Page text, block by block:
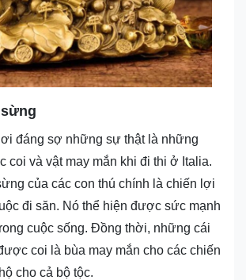
đáng sợ những sự thật là những
coi và vật may mắn khi đi thi ở Italia.
của các con thú chính là chiến lợi
đi săn. Nó thể hiện được sức mạnh
cuộc sống. Đồng thời, những cái
coi là bùa may mắn cho các chiến
cho cả bộ tộc.